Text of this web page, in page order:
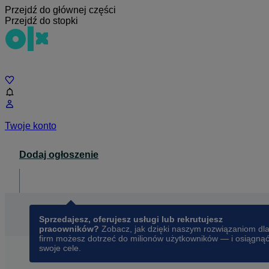
Przejdź do głównej części
Przejdź do stopki
Twoje konto
Dodaj ogłoszenie
Sprzedajesz, oferujesz usługi lub rekrutujesz
pracowników? Zobacz, jak dzięki naszym rozwiązaniom dla
firm możesz dotrzeć do milionów użytkowników — i osiągnąć
swoje cele.